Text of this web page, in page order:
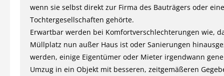
wenn sie selbst direkt zur Firma des Bauträgers oder
Tochtergesellschaften gehörte.
Erwartbar werden bei Komfortverschlechterungen wie,
Müllplatz nun außer Haus ist oder Sanierungen
werden, einige Eigentümer oder Mieter irgendwann
Umzug in ein Objekt mit besseren, zeitgemäßeren